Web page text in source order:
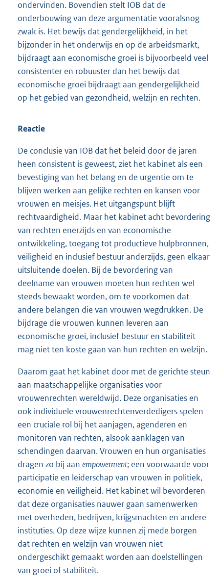
ondervinden. Bovendien stelt IOB dat de
onderbouwing van deze argumentatie vooralsnog
zwak is. Het bewijs dat gendergelijkheid, in het
bijzonder in het onderwijs en op de arbeidsmarkt,
bijdraagt aan economische groei is bijvoorbeeld veel
consistenter en robuuster dan het bewijs dat
economische groei bijdraagt aan gendergelijkheid
op het gebied van gezondheid, welzijn en rechten.
Reactie
De conclusie van IOB dat het beleid door de jaren
heen consistent is geweest, ziet het kabinet als een
bevestiging van het belang en de urgentie om te
blijven werken aan gelijke rechten en kansen voor
vrouwen en meisjes. Het uitgangspunt blijft
rechtvaardigheid. Maar het kabinet acht bevordering
van rechten enerzijds en van economische
ontwikkeling, toegang tot productieve hulpbronnen,
veiligheid en inclusief bestuur anderzijds, geen elkaar
uitsluitende doelen. Bij de bevordering van
deelname van vrouwen moeten hun rechten wel
steeds bewaakt worden, om te voorkomen dat
andere belangen die van vrouwen wegdrukken. De
bijdrage die vrouwen kunnen leveren aan
economische groei, inclusief bestuur en stabiliteit
mag niet ten koste gaan van hun rechten en welzijn.
Daarom gaat het kabinet door met de gerichte steun
aan maatschappelijke organisaties voor
vrouwenrechten wereldwijd. Deze organisaties en
ook individuele vrouwenrechtenverdedigers spelen
een cruciale rol bij het aanjagen, agenderen en
monitoren van rechten, alsook aanklagen van
schendingen daarvan. Vrouwen en hun organisaties
dragen zo bij aan empowerment; een voorwaarde voor
participatie en leiderschap van vrouwen in politiek,
economie en veiligheid. Het kabinet wil bevorderen
dat deze organisaties nauwer gaan samenwerken
met overheden, bedrijven, krijgsmachten en andere
instituties. Op deze wijze kunnen zij mede borgen
dat rechten en welzijn van vrouwen niet
ondergeschikt gemaakt worden aan doelstellingen
van groei of stabiliteit.